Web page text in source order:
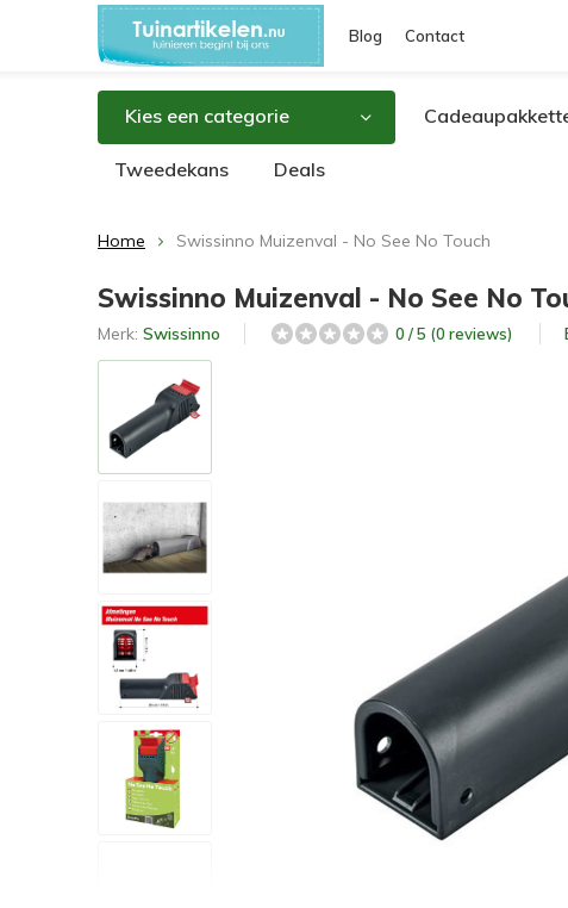
Blog Contact
Kies een categorie
Tweedekans Deals
Home Swissinno Muizenval - No See No Touch
Swissinno Muizenval - No See No
Merk: Swissinno 0 / 5 (0 reviews)